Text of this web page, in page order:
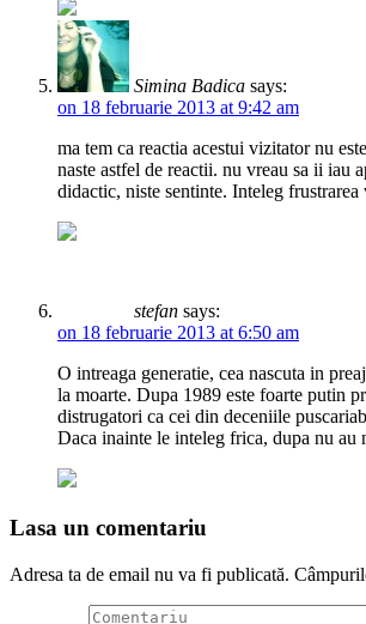
Simina Badica says:
on 18 februarie 2013 at 9:42 am
ma tem ca reactia acestui vizitator nu
naste astfel de reactii. nu vreau sa ii iau
didactic, niste sentinte. Inteleg
stefan says:
on 18 februarie 2013 at 6:50 am
O intreaga generatie, cea nascuta in
la moarte. Dupa 1989 este foarte putin
distrugatori ca cei din deceniile
Daca inainte le inteleg frica, dupa nu au
Lasa un comentariu
Adresa ta de email nu va fi publicată.